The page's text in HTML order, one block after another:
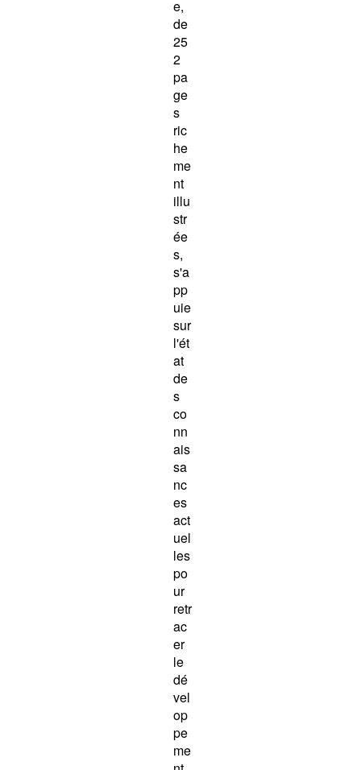
e,
de
25
2
pa
ge
s
ric
he
me
nt
illu
str
ée
s,
s'a
pp
uie
sur
l'ét
at
de
s
co
nn
ais
sa
nc
es
act
uel
les
po
ur
retr
ac
er
le
dé
vel
op
pe
me